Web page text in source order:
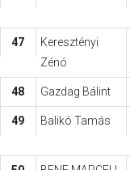
47
Keresztényi
Zénó
48 Gazdag Bálint
49 Balikó Tamás